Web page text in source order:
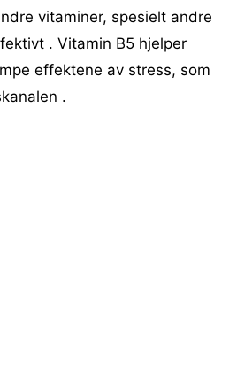
vitaminer, spesielt andre
. Vitamin B5 hjelper
effektene av stress, som
.